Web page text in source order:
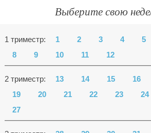
Выберите свою
1 триместр: 1 2 3 4 5
8
9 10 11 12
2 триместр: 13 14 15 16
19
20 21 22 23 24
27